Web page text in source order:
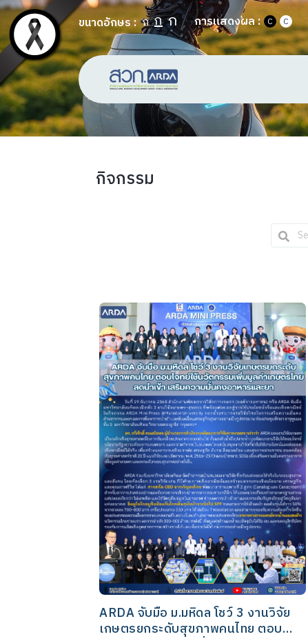
ขนาดอักษร : ก ก ก การแสดงผล : C C
กิจกรรม
ARDA จับมือ ม.มหิดล โชว์ 3 งานวิจัย
เกษตรยกระดับสุขภาพคนไทย ตอบ